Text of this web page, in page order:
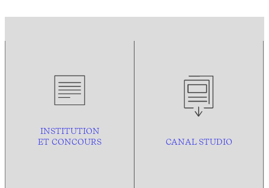
INSTITUTION
ET CONCOURS
CANAL STUDIO